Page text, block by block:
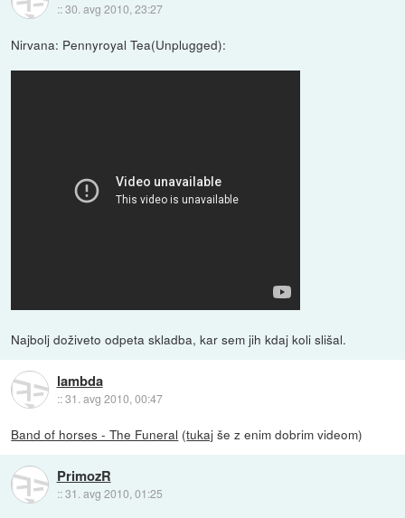
::30. avg 2010, 23:27
Nirvana: Pennyroyal Tea(Unplugged):
Najbolj doživeto odpeta skladba, kar sem jih kdaj koli slišal.
lambda
::31. avg 2010, 00:47
Band of horses - The Funeral (tukaj še z enim dobrim videom)
PrimozR
::31. avg 2010, 01:25